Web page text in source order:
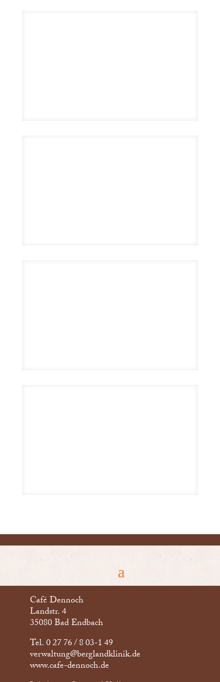
Café Dennoch
Landstr. 4
35080 Bad Endbach
Tel. 0 27 76 / 8 03-1 49
verwaltung@berglandklinik.de
www.cafe-dennoch.de